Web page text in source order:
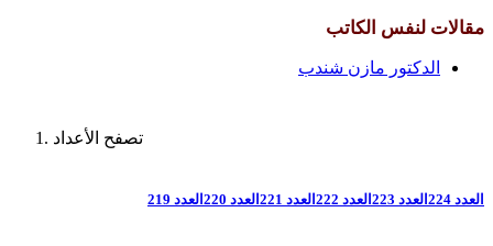
مقالات لنفس الكاتب
الدكتور مازن شندب
تصفح الأعداد
العدد 224 العدد 223 العدد 222 العدد 221 العدد 220 العدد 219